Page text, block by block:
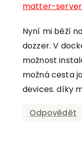
matter-
Nyní mi běží
dozzer. V
možnost
možná cesta
devices. díky
Odpovědět